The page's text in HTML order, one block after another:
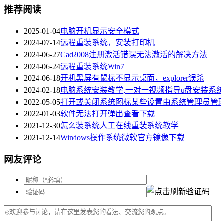
推荐阅读
2025-01-04电脑开机显示安全模式
2024-07-14远程重装系统，安装打印机
2024-06-27Cad2008注册激活错误无法激活的解决方法
2024-06-24远程重装系统Win7
2024-06-18开机黑屏有鼠标不显示桌面，explorer误杀
2024-02-18电脑系统安装教学,一对一视频指导u盘安装系
2022-05-05打开或关闭系统图标某些设置由系统管理员管
2022-01-03软件无法打开弹出查看下载
2021-12-30怎么装系统人工在线重装系统教学
2021-12-14Windows操作系统微软官方镜像下载
网友评论